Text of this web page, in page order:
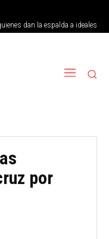
dan la espalda a ideales
por